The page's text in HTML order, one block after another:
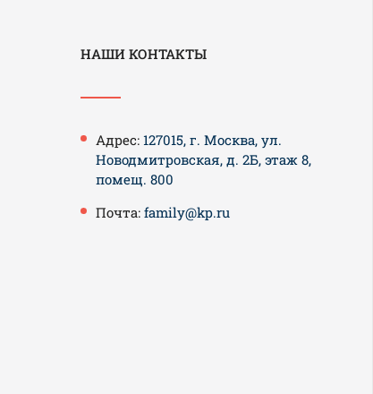
НАШИ КОНТАКТЫ
Адрес: 127015, г. Москва, ул.
Новодмитровская, д. 2Б, этаж 8,
помещ. 800
Почта: family@kp.ru